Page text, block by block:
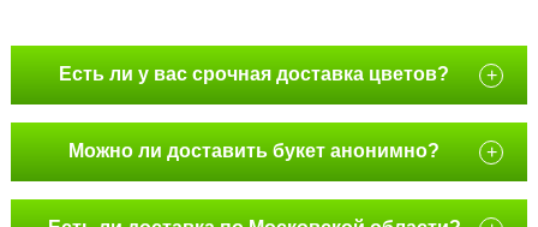
Есть ли у вас срочная доставка цветов? +
Можно ли доставить букет анонимно? +